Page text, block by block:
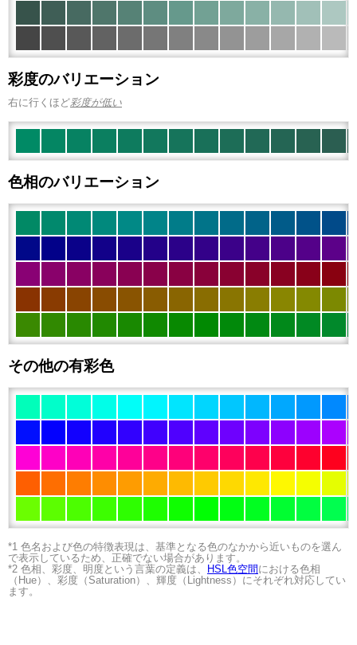
彩度のバリエーション
右に行くほど彩度が低い
色相のバリエーション
その他の有彩色
*1 色名および色の特徴表現は、基準となる色のなかから近いものを選ん
で表示しているため、正確でない場合があります。
*2 色相、彩度、明度という言葉の定義は、
HSL色空間 における色相
（Hue）、彩度（Saturation）、輝度（Lightness）にそれぞれ対応してい
ます。